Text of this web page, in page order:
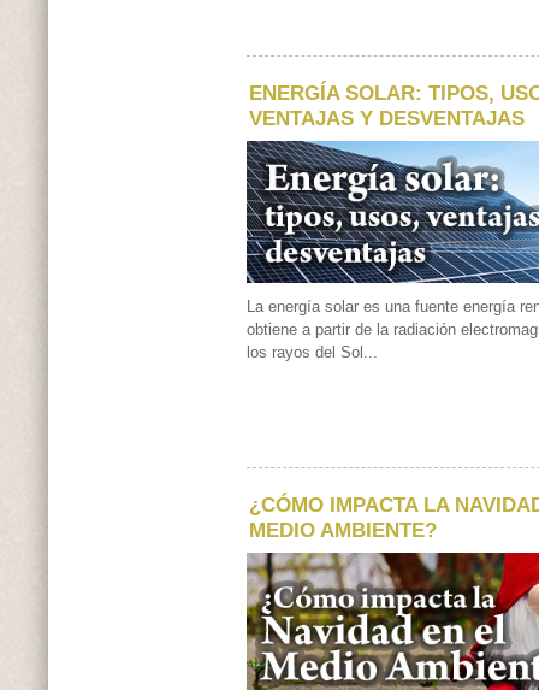
ENERGÍA SOLAR: TIPOS,
VENTAJAS Y DESVENTAJAS
La energía solar es una fuente energía
obtiene a partir de la radiación
los rayos del Sol...
¿CÓMO IMPACTA LA
MEDIO AMBIENTE?